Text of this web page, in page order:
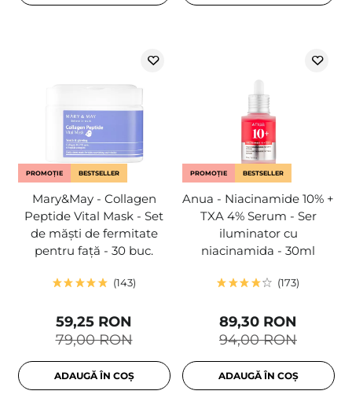
PROMOȚIE BESTSELLER
Mary&May - Collagen
Peptide Vital Mask - Set
de măști de fermitate
pentru față - 30 buc.
143
79,00 RON
59,25 RON
ADAUGĂ ÎN COȘ
PROMOȚIE BESTSELLER
Anua - Niacinamide 10% +
TXA 4% Serum - Ser
iluminator cu
niacinamida - 30ml
173
94,00 RON
89,30 RON
ADAUGĂ ÎN COȘ